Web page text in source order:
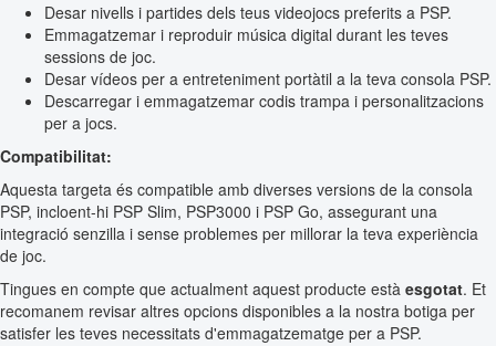
Desar nivells i partides dels teus videojocs preferits a PSP.
Emmagatzemar i reproduir música digital durant les teves
sessions de joc.
Desar vídeos per a entreteniment portàtil a la teva consola PSP.
Descarregar i emmagatzemar codis trampa i personalitzacions
per a jocs.
Compatibilitat:
Aquesta targeta és compatible amb diverses versions de la consola
PSP, incloent-hi PSP Slim, PSP3000 i PSP Go, assegurant una
integració senzilla i sense problemes per millorar la teva experiència
de joc.
Tingues en compte que actualment aquest producte està esgotat. Et
recomanem revisar altres opcions disponibles a la nostra botiga per
satisfer les teves necessitats d'emmagatzematge per a PSP.